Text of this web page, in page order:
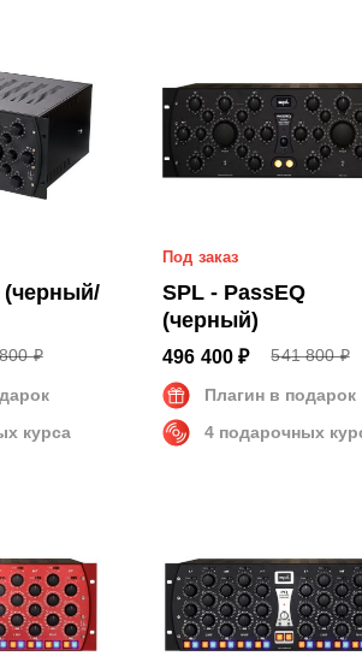
(черный/
₽
курса
Под заказ
SPL - PassEQ
(черный)
496 400 ₽ 541 800 ₽
Плагин в подарок
4 подарочных